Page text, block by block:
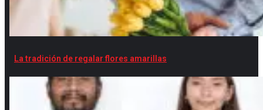
La tradición de regalar flores amarillas